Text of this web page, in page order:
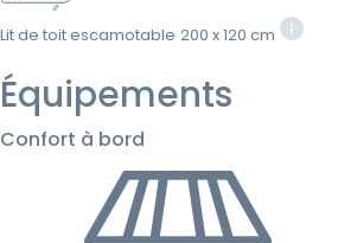
Lit de toit escamotable 200 x 120 cm
Équipements
Confort à bord